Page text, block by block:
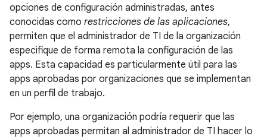
opciones de configuración administradas, antes
conocidas como restricciones de las aplicaciones,
permiten que el administrador de TI de la organización
especifique de forma remota la configuración de las
apps. Esta capacidad es particularmente útil para las
apps aprobadas por organizaciones que se implementan
en un perfil de trabajo.
Por ejemplo, una organización podría requerir que las
apps aprobadas permitan al administrador de TI hacer lo